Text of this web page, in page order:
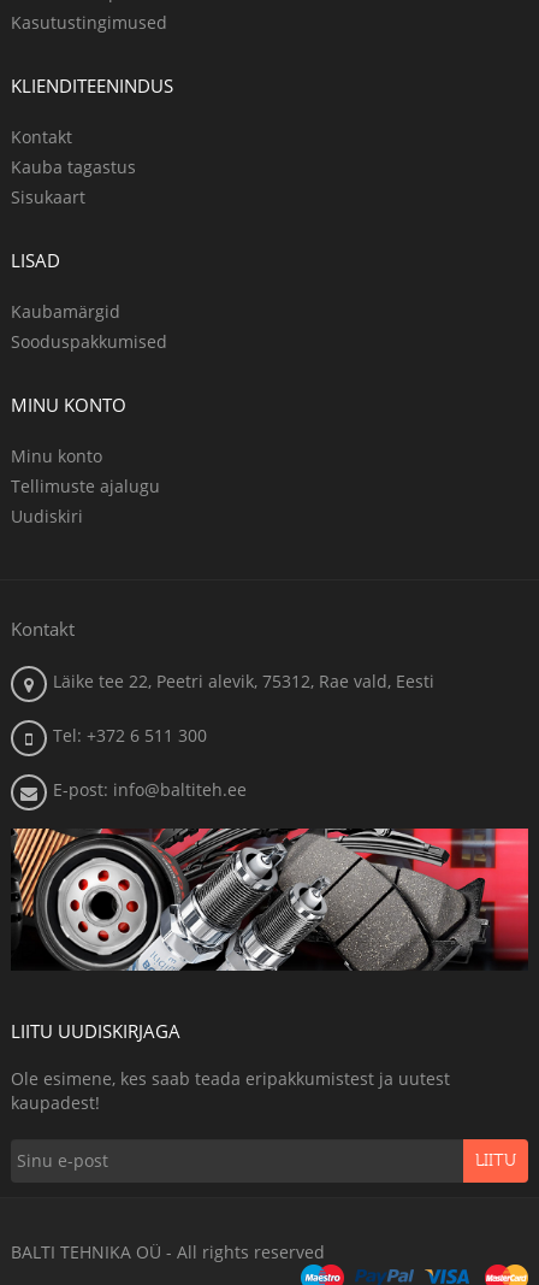
Kasutustingimused
KLIENDITEENINDUS
Kontakt
Kauba tagastus
Sisukaart
LISAD
Kaubamärgid
Sooduspakkumised
MINU KONTO
Minu konto
Tellimuste ajalugu
Uudiskiri
Kontakt
Läike tee 22, Peetri alevik, 75312, Rae vald, Eesti
Tel: +372 6 511 300
E-post: info@baltiteh.ee
LIITU UUDISKIRJAGA
Ole esimene, kes saab teada eripakkumistest ja uutest
kaupadest!
LIITU
BALTI TEHNIKA OÜ - All rights reserved